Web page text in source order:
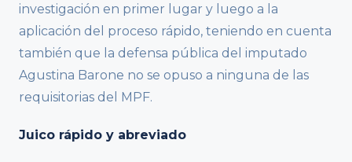
investigación en primer lugar y luego a la
aplicación del proceso rápido, teniendo en cuenta
también que la defensa pública del imputado
Agustina Barone no se opuso a ninguna de las
requisitorias del MPF.
Juico rápido y abreviado